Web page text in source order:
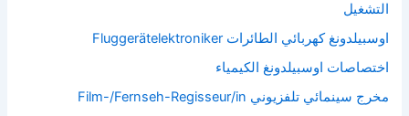
التشغيل
اوسبيلدونغ كهربائي الطائرات Fluggerätelektroniker
اختصاصات اوسبيلدونغ الكيمياء
مخرج سينمائي تلفزيوني Film-/Fernseh-Regisseur/in